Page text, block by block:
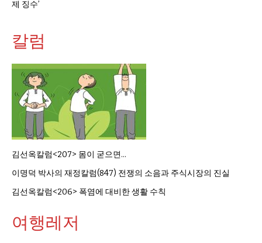
제 징수’
칼럼
김선옥칼럼<207> 몸이 굳으면…
이명덕 박사의 재정칼럼(847) 전쟁의 소음과 주식시장의 진실
김선옥칼럼<206> 폭염에 대비한 생활 수칙
여행레저